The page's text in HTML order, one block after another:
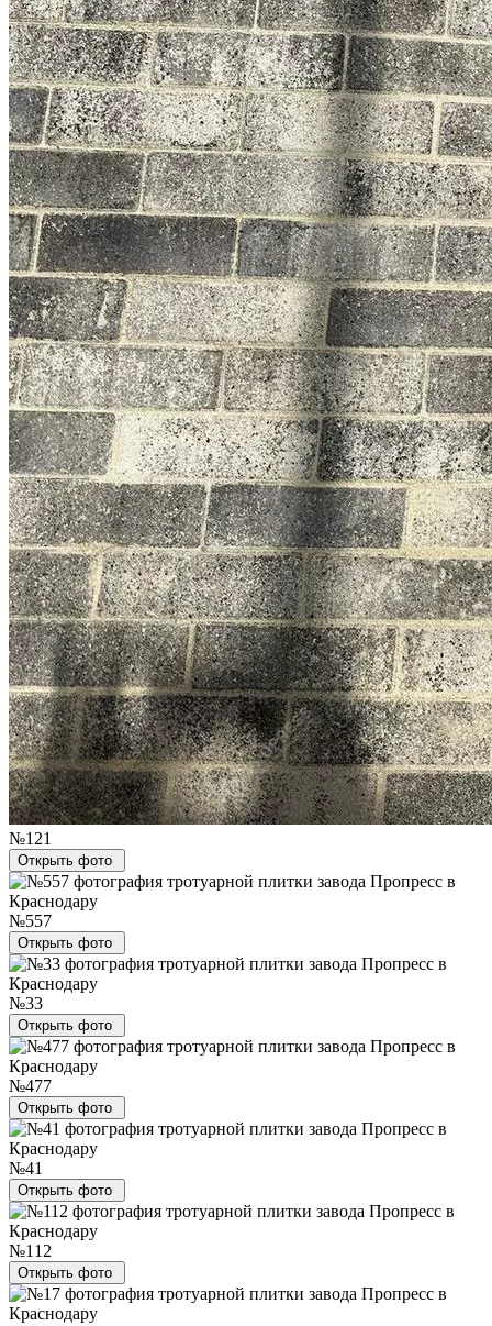
№121
Открыть фото
№557
Открыть фото
№33
Открыть фото
№477
Открыть фото
№41
Открыть фото
№112
Открыть фото